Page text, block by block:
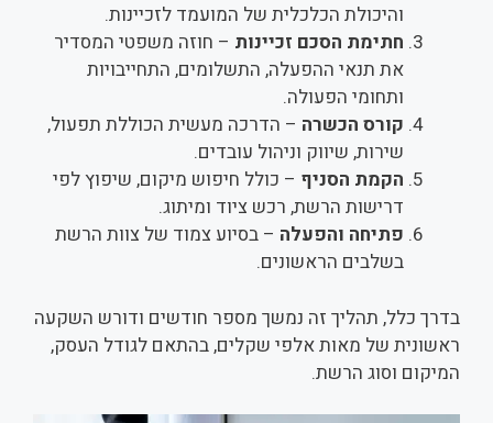
והיכולת הכלכלית של המועמד לזכיינות.
חתימת הסכם זכיינות – חוזה משפטי המסדיר
את תנאי ההפעלה, התשלומים, התחייבויות
ותחומי הפעולה.
קורס הכשרה – הדרכה מעשית הכוללת תפעול,
שירות, שיווק וניהול עובדים.
הקמת הסניף – כולל חיפוש מיקום, שיפוץ לפי
דרישות הרשת, רכש ציוד ומיתוג.
פתיחה והפעלה – בסיוע צמוד של צוות הרשת
בשלבים הראשונים.
בדרך כלל, תהליך זה נמשך מספר חודשים ודורש השקעה
ראשונית של מאות אלפי שקלים, בהתאם לגודל העסק,
המיקום וסוג הרשת.